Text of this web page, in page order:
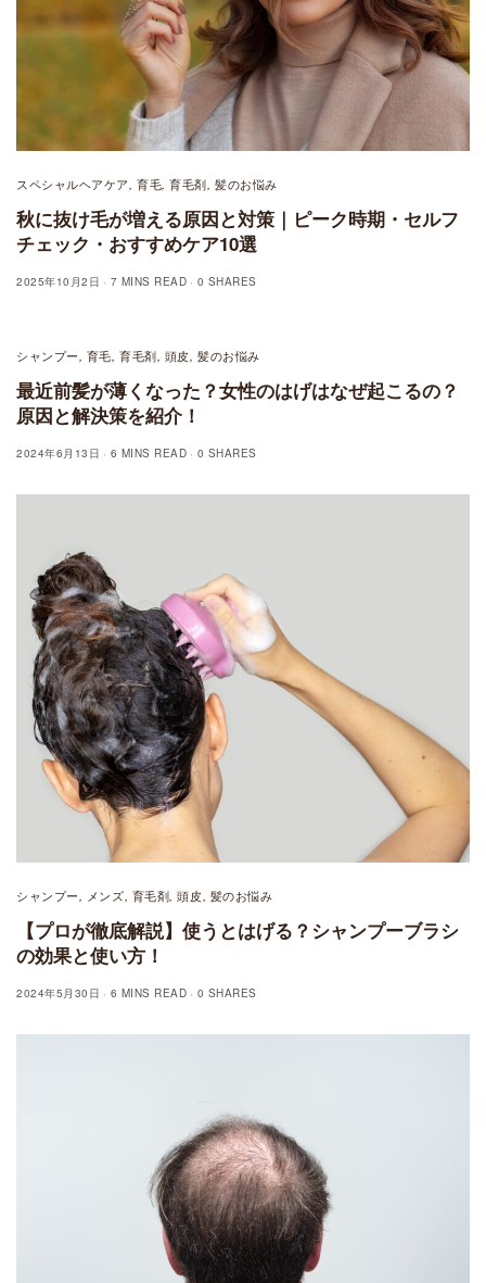
スペシャルヘアケア ,育毛 ,育毛剤 ,髪のお悩み
秋に抜け毛が増える原因と対策｜ピーク時期・セルフ
チェック・おすすめケア10選
2025年10月2日 7 MINS READ 0 SHARES
シャンプー 育毛 ,育毛剤 頭皮 ,髪のお悩み
最近前髪が薄くなった？女性のはげはなぜ起こるの？
原因と解決策を紹介！
2024年6月13日 6 MINS READ 0 SHARES
シャンプー メンズ 育毛剤 ,頭皮 髪のお悩み
【プロが徹底解説】使うとはげる？シャンプーブラシ
の効果と使い方！
2024年5月30日 6 MINS READ 0 SHARES